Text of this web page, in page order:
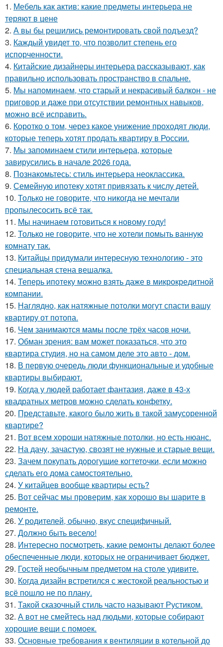
1. Мебель как актив: какие предметы интерьера не
теряют в цене
2. А вы бы решились ремонтировать свой подъезд?
3. Каждый увидет то, что позволит степень его
испорченности.
4. Китайские дизайнеры интерьера рассказывают, как
правильно использовать пространство в спальне.
5. Мы напоминаем, что старый и некрасивый балкон - не
приговор и даже при отсутствии ремонтных навыков,
можно всё исправить.
6. Коротко о том, через какое унижение проходят люди,
которые теперь хотят продать квартиру в России.
7. Мы запоминаем стили интерьера, которые
завирусились в начале 2026 года.
8. Познакомьтесь: стиль интерьера неоклассика.
9. Семейную ипотеку хотят привязать к числу детей.
10. Только не говорите, что никогда не мечтали
пропылесосить всё так.
11. Мы начинаем готовиться к новому году!
12. Только не говорите, что не хотели помыть ванную
комнату так.
13. Китайцы придумали интересную технологию - это
специальная стена вешалка.
14. Теперь ипотеку можно взять даже в микрокредитной
компании.
15. Наглядно, как натяжные потолки могут спасти вашу
квартиру от потопа.
16. Чем занимаются мамы после трёх часов ночи.
17. Обман зрения: вам может показаться, что это
квартира студия, но на самом деле это авто - дом.
18. В первую очередь люди функциональные и удобные
квартиры выбирают.
19. Когда у людей работает фантазия, даже в 43-х
квадратных метров можно сделать конфетку.
20. Представьте, какого было жить в такой замусоренной
квартире?
21. Вот всем хороши натяжные потолки, но есть нюанс.
22. На дачу, зачастую, свозят не нужные и старые вещи.
23. Зачем покупать дорогущие когтеточки, если можно
сделать его дома самостоятельно.
24. У китайцев вообще квартиры есть?
25. Вот сейчас мы проверим, как хорошо вы шарите в
ремонте.
26. У родителей, обычно, вкус специфичный.
27. Должно быть весело!
28. Интересно посмотреть, какие ремонты делают более
обеспеченные люди, которых не ограничивает бюджет.
29. Гостей необычным предметом на столе удивите.
30. Когда дизайн встретился с жестокой реальностью и
всё пошло не по плану.
31. Такой сказочный стиль часто называют Рустиком.
32. А вот не смейтесь над людьми, которые собирают
хорошие вещи с помоек.
33. Основные требования к вентиляции в котельной до